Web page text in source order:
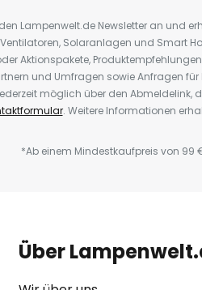
Lampenwelt.de Newsletter an und
Solaranlagen und Smart
Aktionspakete,
und Umfragen sowie Anfragen
möglich über den Abmeldelink,
. Weitere Informationen
*Ab einem Mindestkaufpreis von 99
Über